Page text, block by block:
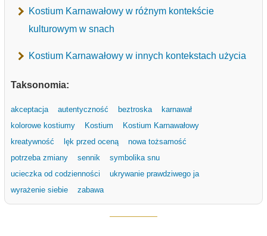
Kostium Karnawałowy w różnym kontekście
kulturowym w snach
Kostium Karnawałowy w innych kontekstach użycia
Taksonomia:
akceptacja autentyczność beztroska
karnawał
kolorowe kostiumy
Kostium
Kostium Karnawałowy
kreatywność
lęk przed oceną
nowa tożsamość
potrzeba zmiany
sennik
symbolika snu
ucieczka od codzienności
ukrywanie prawdziwego ja
wyrażenie siebie
zabawa